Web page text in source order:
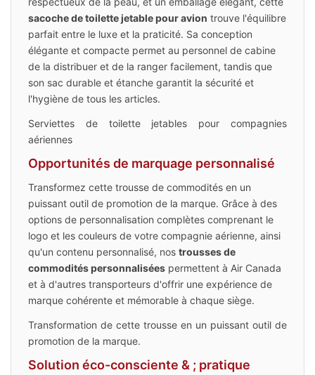
sacoche de toilette jetable pour avion trouve l'équilibre
parfait entre le luxe et la praticité. Sa conception
élégante et compacte permet au personnel de cabine
de la distribuer et de la ranger facilement, tandis que
son sac durable et étanche garantit la sécurité et
l'hygiène de tous les articles.
Serviettes de toilette jetables pour compagnies
aériennes
Opportunités de marquage personnalisé
Transformez cette trousse de commodités en un
puissant outil de promotion de la marque. Grâce à des
options de personnalisation complètes comprenant le
logo et les couleurs de votre compagnie aérienne, ainsi
qu'un contenu personnalisé, nos trousses de
commodités personnalisées permettent à Air Canada
et à d'autres transporteurs d'offrir une expérience de
marque cohérente et mémorable à chaque siège.
Transformation de cette trousse en un puissant outil de
promotion de la marque.
Solution éco-consciente & ; pratique